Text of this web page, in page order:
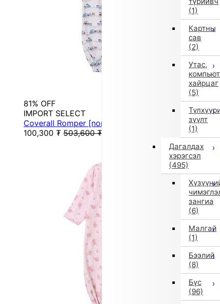
(1)
Картны
сав
(2)
Утас,
хайрцаг
(5)
зүүлт
(1)
Дагалдах
хэрэгсэл
(495)
зангиа
(6)
Малгай
(1)
Бээлий
(8)
Бүс
(96)
81% OFF
IMPORT SELECT
Coverall Romper [non-returnable item] (Blue)
100,300 ₮ 503,600 ₮